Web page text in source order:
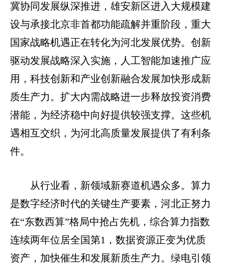
冀协同发展纵深推进，雄安新区进入大规模建
设与承接北京非首都功能疏解并重阶段，重大
国家战略机遇正在转化为河北发展优势。创新
驱动发展战略深入实施，人工智能加速推广应
用，科技创新和产业创新融合发展加快形成新
质生产力。扩大内需战略进一步释放投资消费
潜能，为经济稳中向好提供较强支撑。这些机
遇相互交织，为河北高质量发展提供了有利条
件。
从行业看，新领域新赛道机遇众多。算力
是数字经济时代的关键生产要素，河北正努力
在“东数西算”格局中抢占先机，综合算力指数
连续两年位居全国第1，数据资源正变为优质
资产，加快催生和发展新质生产力。绿电引领